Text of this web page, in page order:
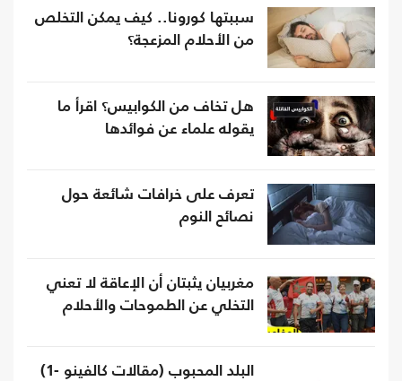
سببتها كورونا.. كيف يمكن التخلص
من الأحلام المزعجة؟
هل تخاف من الكوابيس؟ اقرأ ما
يقوله علماء عن فوائدها
تعرف على خرافات شائعة حول
نصائح النوم
مغربيان يثبتان أن الإعاقة لا تعني
التخلي عن الطموحات والأحلام
البلد المحبوب (مقالات كالفينو -1)